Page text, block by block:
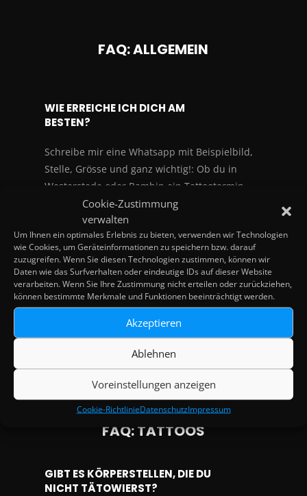
Cookie-Zustimmung
verwalten
Um Ihnen ein optimales Erlebnis zu bieten, verwenden wir Technologien
wie Cookies, um Geräteinformationen zu speichern bzw. darauf
zuzugreifen. Wenn Sie diesen Technologien zustimmen, können wir
Daten wie das Surfverhalten oder eindeutige IDs auf dieser Website
verarbeiten. Wenn Sie Ihre Zustimmung nicht erteilen oder zurückziehen,
können bestimmte Merkmale und Funktionen beeinträchtigt werden.
Akzeptieren
Ablehnen
Voreinstellungen anzeigen
Cookie-RichtlinieDatenschutzImpressum
FAQ: ALLGEMEIN
WIE ERREICHE ICH DICH AM
BESTEN?
Schreibe mir eine Whatsapp mit Beispielbild,
Stelle, Grösse und ganz wichtig!: Ob du in
Westerstede oder Rambin ein Tattootermin
möchtest, dann kann ich dir am schnellsten
einen Preis sagen 🙂
WARUM HAST DU KEINE FESTEN
ÖFFNUNGSZEITEN?
WIE KANN ICH BEZAHLEN?
WOZU MUSS ICH EINE
UNTERSCHREIBEN?
WAS PASSIERT, WENN ICH MEINEN
FAQ: TATTOOS
GIBT ES KÖRPERSTELLEN, DIE DU
NICHT TÄTOWIERST?